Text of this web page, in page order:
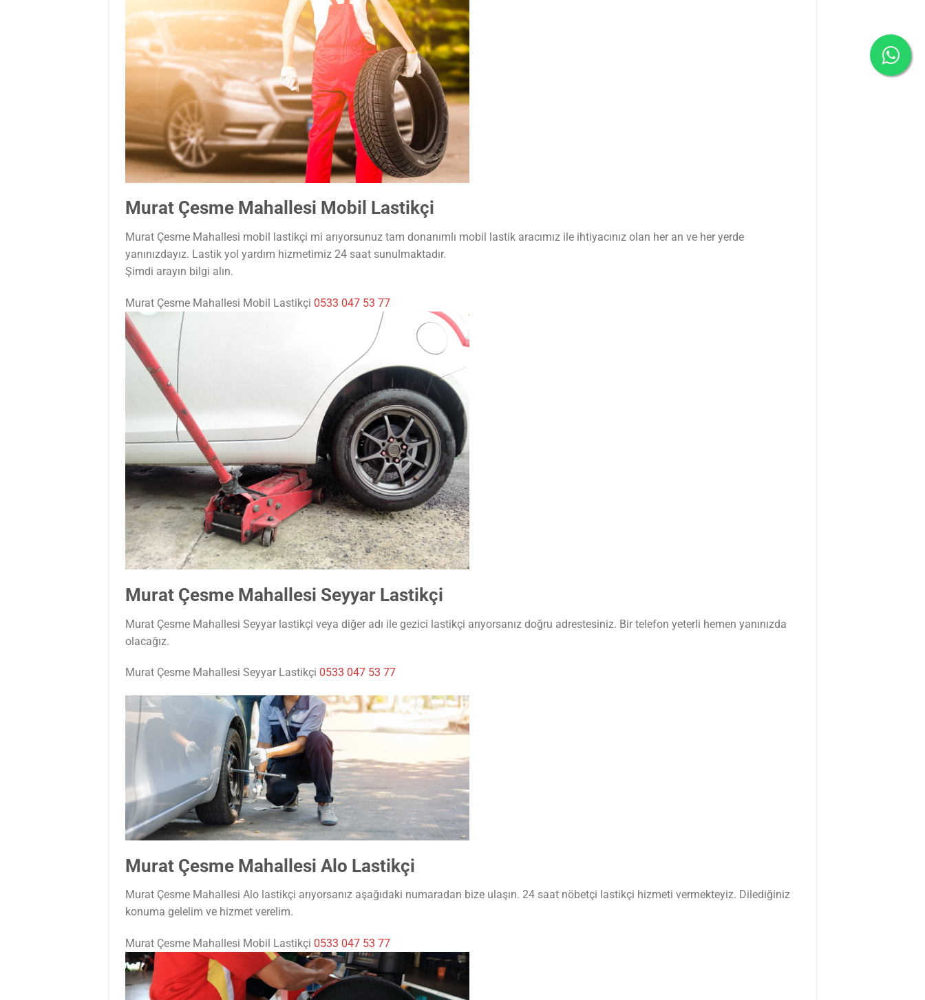
Murat Çesme Mahallesi Mobil Lastikçi
Murat Çesme Mahallesi mobil lastikçi mi arıyorsunuz tam donanımlı mobil lastik aracımız ile ihtiyacınız olan her an ve her yerde
yanınızdayız. Lastik yol yardım hizmetimiz 24 saat sunulmaktadır.
Şimdi arayın bilgi alın.
Murat Çesme Mahallesi Mobil Lastikçi 0533 047 53 77
Murat Çesme Mahallesi Seyyar Lastikçi
Murat Çesme Mahallesi Seyyar lastikçi veya diğer adı ile gezici lastikçi arıyorsanız doğru adrestesiniz. Bir telefon yeterli hemen yanınızda
olacağız.
Murat Çesme Mahallesi Seyyar Lastikçi 0533 047 53 77
Murat Çesme Mahallesi Alo Lastikçi
Murat Çesme Mahallesi Alo lastikçi arıyorsanız aşağıdaki numaradan bize ulaşın. 24 saat nöbetçi lastikçi hizmeti vermekteyiz. Dilediğiniz
konuma gelelim ve hizmet verelim.
Murat Çesme Mahallesi Mobil Lastikçi 0533 047 53 77